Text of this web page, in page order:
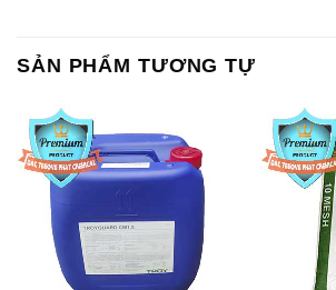
SẢN PHẨM TƯƠNG TỰ